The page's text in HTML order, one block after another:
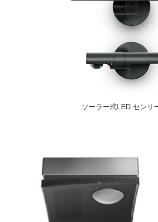
ソーラー式LED センサ